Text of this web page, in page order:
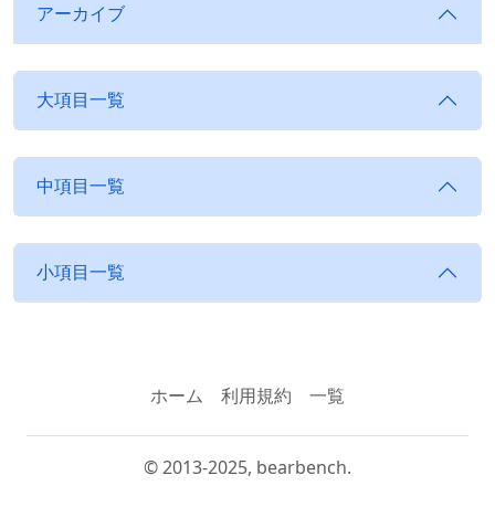
アーカイブ
大項目一覧
中項目一覧
小項目一覧
ホーム 利用規約 一覧
© 2013-2025, bearbench.